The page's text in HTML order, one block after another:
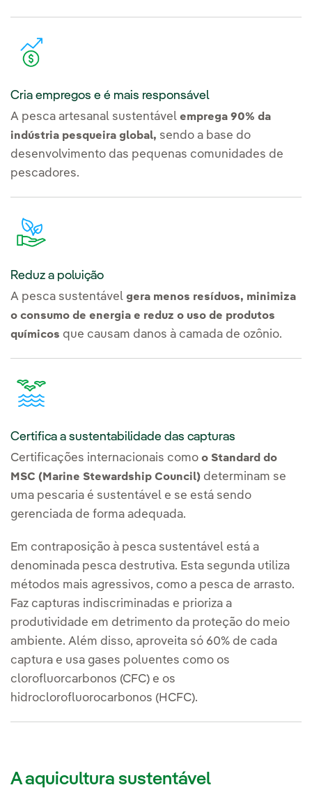
Cria empregos e é mais responsável
A pesca artesanal sustentável emprega 90% da
indústria pesqueira global, sendo a base do
desenvolvimento das pequenas comunidades de
pescadores.
Reduz a poluição
A pesca sustentável gera menos resíduos, minimiza
o consumo de energia e reduz o uso de produtos
químicos que causam danos à camada de ozônio.
Certifica a sustentabilidade das capturas
Certificações internacionais como o Standard do
MSC (Marine Stewardship Council) determinam se
uma pescaria é sustentável e se está sendo
gerenciada de forma adequada.
Em contraposição à pesca sustentável está a
denominada pesca destrutiva. Esta segunda utiliza
métodos mais agressivos, como a pesca de arrasto.
Faz capturas indiscriminadas e prioriza a
produtividade em detrimento da proteção do meio
ambiente. Além disso, aproveita só 60% de cada
captura e usa gases poluentes como os
clorofluorcarbonos (CFC) e os
hidroclorofluorocarbonos (HCFC).
A aquicultura sustentável